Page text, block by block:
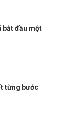
bắt đầu một
từng bước